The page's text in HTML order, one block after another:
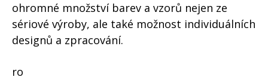
ohromné množství barev a vzorů nejen ze
sériové výroby, ale také možnost individuálních
designů a zpracování.
ro